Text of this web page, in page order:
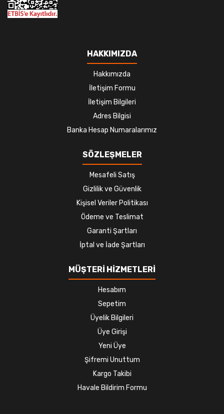
HAKKIMIZDA
Hakkımızda
İletişim Formu
İletişim Bilgileri
Adres Bilgisi
Banka Hesap Numaralarımız
SÖZLEŞMELER
Mesafeli Satış
Gizlilik ve Güvenlik
Kişisel Veriler Politikası
Ödeme ve Teslimat
Garanti Şartları
İptal ve İade Şartları
MÜŞTERİ HİZMETLERİ
Hesabım
Sepetim
Üyelik Bilgileri
Üye Girişi
Yeni Üye
Şifremi Unuttum
Kargo Takibi
Havale Bildirim Formu